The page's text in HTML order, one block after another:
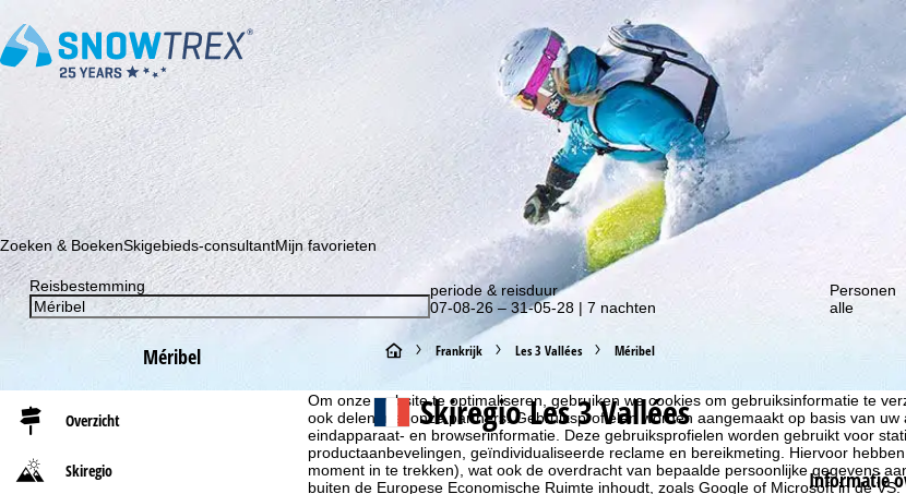
Om onze website te optimaliseren, gebruiken we cookies om gebruiksinformatie te
ook delen met onze partners. Gebruiksprofielen worden aangemaakt op basis van uw
eindapparaat- en browserinformatie. Deze gebruiksprofielen worden gebruikt voor
productaanbevelingen, geïndividualiseerde reclame en bereikmeting. Hiervoor
moment in te trekken), wat ook de overdracht van bepaalde persoonlijke gegevens
buiten de Europese Economische Ruimte inhoudt, zoals Google of Microsoft in de VS.
Schrijf je in voor onze nieuwsbrief en wees als eerste op de hoogte van onze kortingsacties!
Zoeken & BoekenSkigebieds-consultantMijn favorieten
Reisbestemming
periode & reisduur
07-08-26 – 31-05-28 | 7 nachten
Personen
alle
Méribel
Overzicht
Skiregio
S
t
a
r
Frankrijk Les 3 Vallées Méribel
Skiregio Les 3 Vallées
Informatie